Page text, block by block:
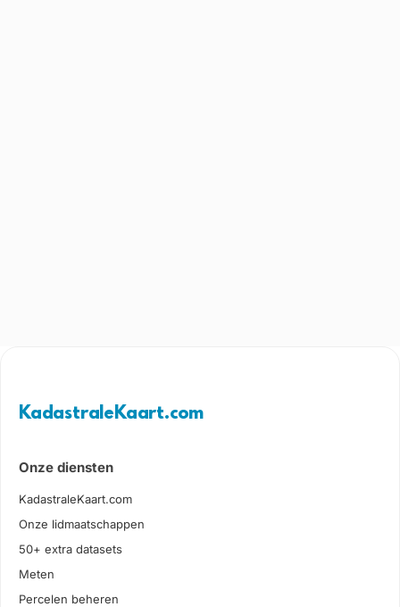
KadastraleKaart.com
Onze diensten
KadastraleKaart.com
Onze lidmaatschappen
50+ extra datasets
Meten
Percelen beheren